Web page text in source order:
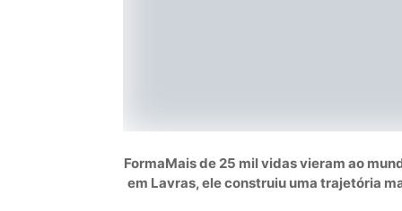
FormaMais de 25 mil vidas vieram ao
em Lavras, ele construiu uma trajetória